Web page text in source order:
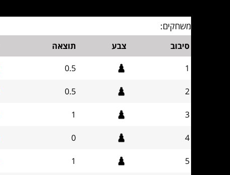
משחקים:
סיבוב צבע תוצאה
1
0.5
2
0.5
3
1
4
0
5
1